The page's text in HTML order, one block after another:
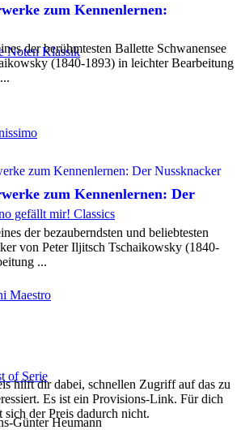
Noten Klassik
gefällt mir! Classics
Maestro
of Serie
zum Kennenlernen:
der berühmtesten Ballette Schwanensee
(1840-1893) in leichter Bearbeitung
zum Kennenlernen: Der
der bezauberndsten und beliebtesten
von Peter Iljitsch Tschaikowsky (1840-
...
hilft dir dabei, schnellen Zugriff auf das zu
Es ist ein Provisions-Link. Für dich
sich der Preis dadurch nicht.
Günter Heumann